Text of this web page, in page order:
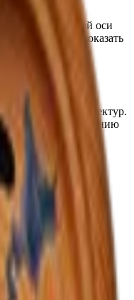
привычной оси
то вы не могли показать
из 10 разных префектур.
по местоположению